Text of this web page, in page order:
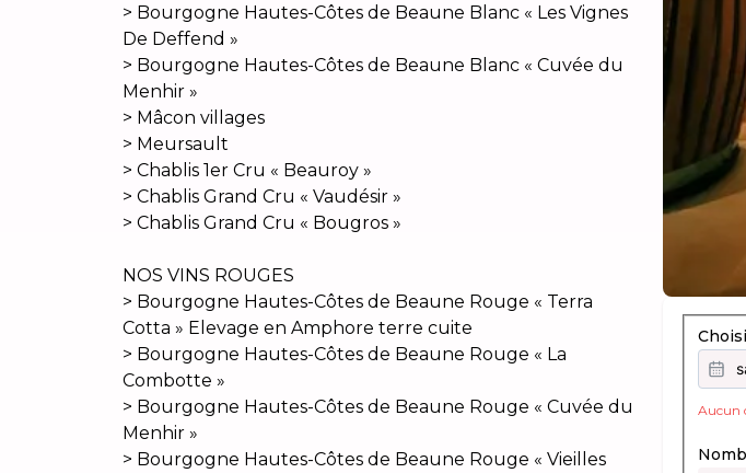
> Bourgogne Hautes-Côtes de Beaune Blanc « Les Vignes
De Deffend »
> Bourgogne Hautes-Côtes de Beaune Blanc « Cuvée du
Menhir »
> Mâcon villages
> Meursault
> Chablis 1er Cru « Beauroy »
> Chablis Grand Cru « Vaudésir »
> Chablis Grand Cru « Bougros »
NOS VINS ROUGES
> Bourgogne Hautes-Côtes de Beaune Rouge « Terra
Cotta » Elevage en Amphore terre cuite
> Bourgogne Hautes-Côtes de Beaune Rouge « La
Combotte »
> Bourgogne Hautes-Côtes de Beaune Rouge « Cuvée du
Menhir »
> Bourgogne Hautes-Côtes de Beaune Rouge « Vieilles
Aucun